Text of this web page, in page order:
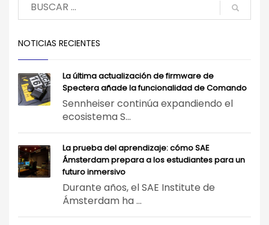
NOTICIAS RECIENTES
La última actualización de firmware de
Spectera añade la funcionalidad de Comando
Sennheiser continúa expandiendo el
ecosistema S...
La prueba del aprendizaje: cómo SAE
Ámsterdam prepara a los estudiantes para un
futuro inmersivo
Durante años, el SAE Institute de
Ámsterdam ha ...